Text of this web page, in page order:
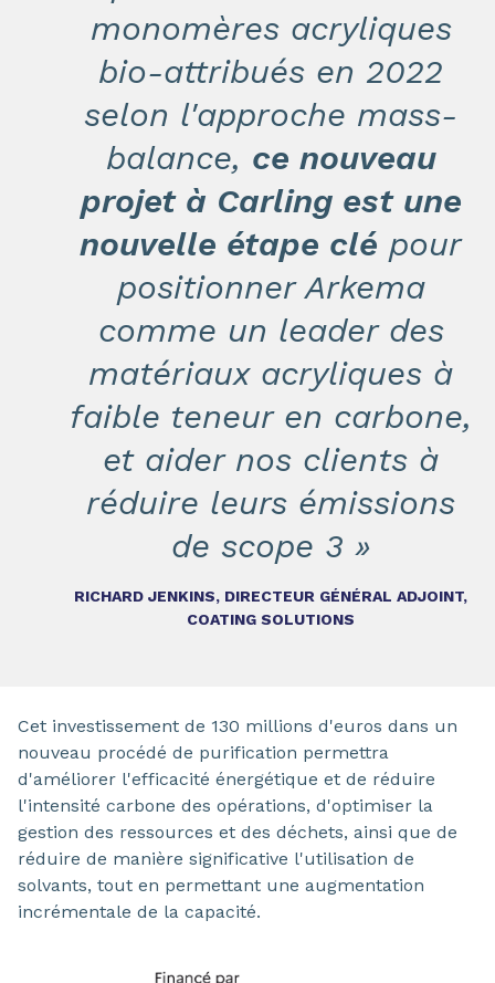
monomères acryliques
bio-attribués en 2022
selon l'approche mass-
balance, ce nouveau
projet à Carling est une
nouvelle étape clé pour
positionner Arkema
comme un leader des
matériaux acryliques à
faible teneur en carbone,
et aider nos clients à
réduire leurs émissions
de scope 3 »
RICHARD JENKINS, DIRECTEUR GÉNÉRAL ADJOINT,
COATING SOLUTIONS
Cet investissement de 130 millions d'euros dans un
nouveau procédé de purification permettra
d'améliorer l'efficacité énergétique et de réduire
l'intensité carbone des opérations, d'optimiser la
gestion des ressources et des déchets, ainsi que de
réduire de manière significative l'utilisation de
solvants, tout en permettant une augmentation
incrémentale de la capacité.